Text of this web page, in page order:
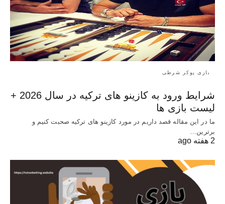
بازی پوکر شرطی
شرایط ورود به کازینو های ترکیه در سال 2026 +
لیست بازی ها
ما در این مقاله قصد داریم در مورد کازینو های ترکیه صحبت کنیم و
برترین…
2 هفته ago